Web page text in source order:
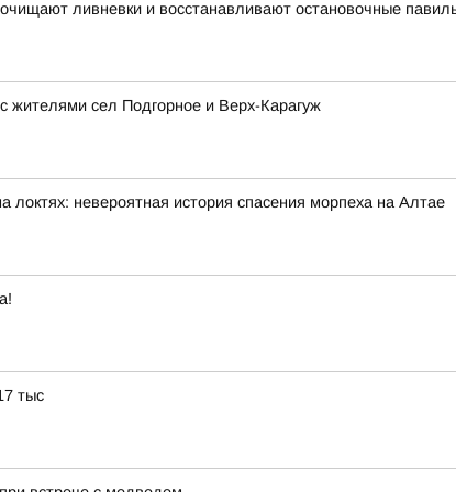
ливневки и восстанавливают остановочные
жителями сел Подгорное и Верх-Карагуж
невероятная история спасения морпеха на Алтае
тыс